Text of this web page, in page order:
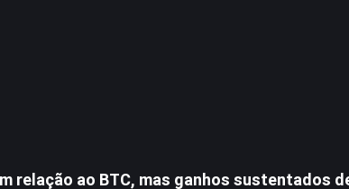
relação ao BTC, mas ganhos sustentados